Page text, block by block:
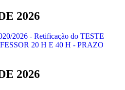
2026
2026 - Retificação do TESTE
20 H E 40 H - PRAZO
2026